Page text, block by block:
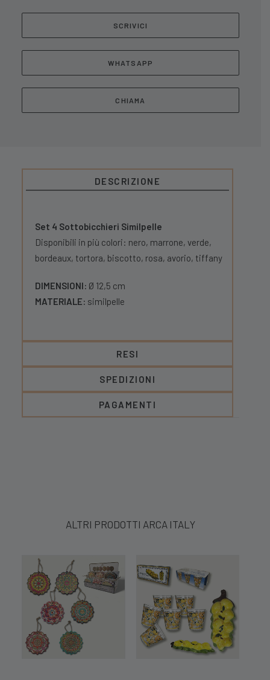
SCRIVICI
WHATSAPP
CHIAMA
DESCRIZIONE
Set 4 Sottobicchieri Similpelle
Disponibili in più colori: nero, marrone, verde,
bordeaux, tortora, biscotto, rosa, avorio, tiffany
DIMENSIONI: Ø 12,5 cm
MATERIALE: similpelle
RESI
SPEDIZIONI
PAGAMENTI
ALTRI PRODOTTI ARCA ITALY